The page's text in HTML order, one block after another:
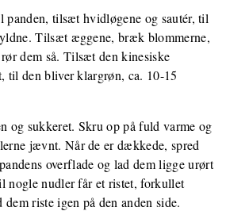
tilsæt hvidløgene og sautér, til
Tilsæt æggene, bræk blommerne,
dem så. Tilsæt den kinesiske
til den bliver klargrøn, ca. 10-15
og sukkeret. Skru op på fuld varme og
jævnt. Når de er dækkede, spred
overflade og lad dem ligge urørt
nogle nudler får et ristet, forkullet
riste igen på den anden side.